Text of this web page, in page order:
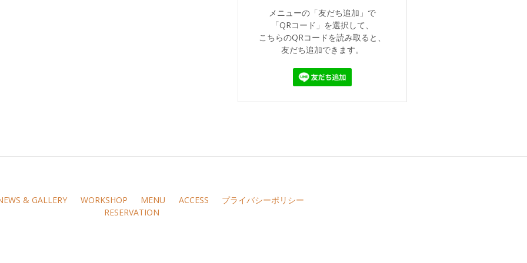
メニューの「友だち追加」で
「QRコード」を選択して、
こちらのQRコードを読み取ると、
友だち追加できます。
& GALLERY WORKSHOP MENU ACCESS
プライバシーポリシー
RESERVATION